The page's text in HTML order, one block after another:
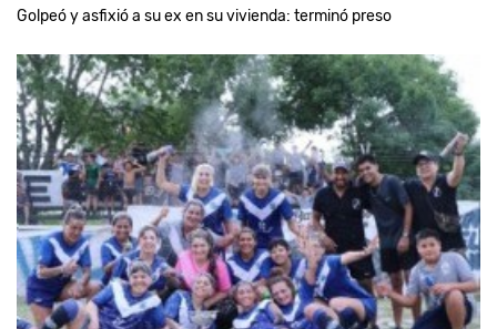
Golpeó y asfixió a su ex en su vivienda: terminó preso